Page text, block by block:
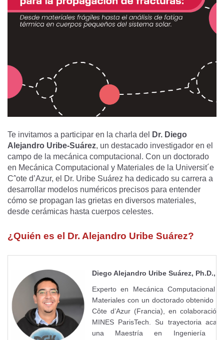
Te invitamos a participar en la charla del
Dr. Diego
Alejandro Uribe-Suárez, un destacado investigador en el
campo de la mecánica computacional. Con un doctorado
en Mecánica Computacional y Materiales de la Universit´e
Cˆote d’Azur, el Dr. Uribe Suárez ha dedicado su carrera a
desarrollar modelos numéricos precisos para entender
cómo se propagan las grietas en diversos materiales,
desde cerámicas hasta cuerpos celestes.
¿Quién es el Dr. Alejandro Uribe Suárez?
Diego Alejandro Uribe Suárez, Ph.D.,
Experto en Mecánica Computacional
Materiales con un doctorado obtenido
Côte d’Azur (Francia), en colaboración
MINES ParisTech. Su trayectoria
una Maestría en Ingeniería en